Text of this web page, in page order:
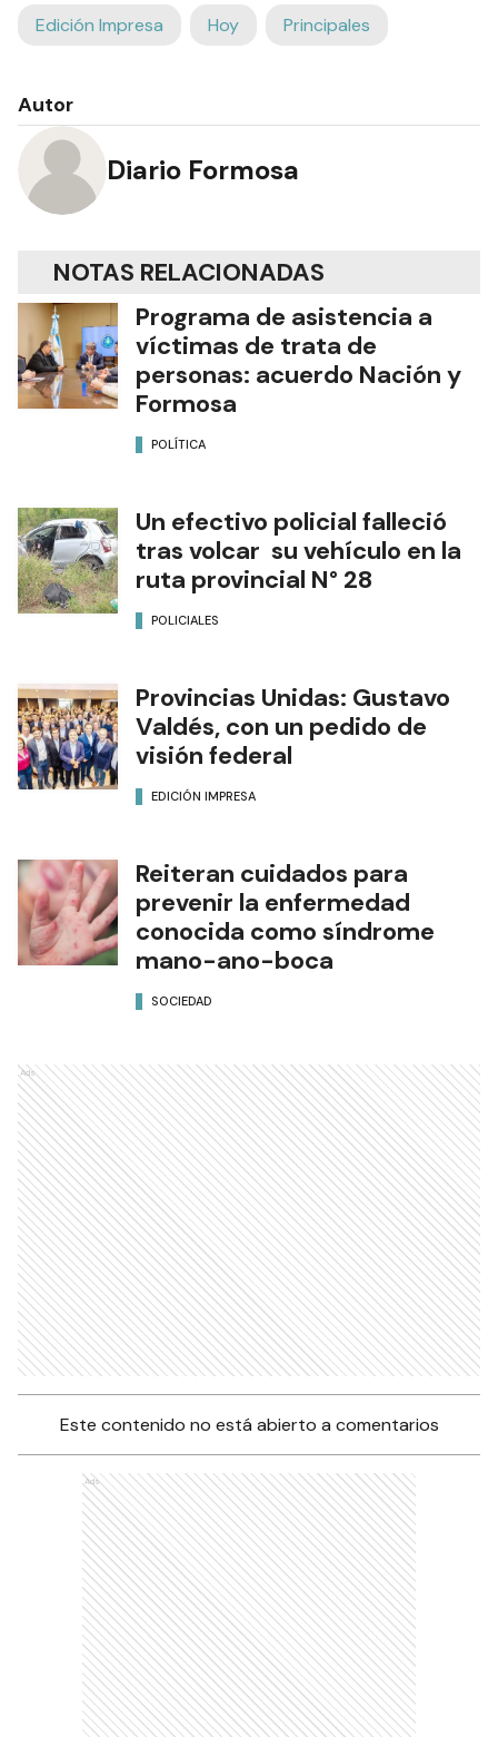
Edición Impresa Hoy Principales
Autor
Diario Formosa
NOTAS RELACIONADAS
Programa de asistencia a
víctimas de trata de
personas: acuerdo Nación y
Formosa
POLÍTICA
Un efectivo policial falleció
tras volcar su vehículo en la
ruta provincial N° 28
POLICIALES
Provincias Unidas: Gustavo
Valdés, con un pedido de
visión federal
EDICIÓN IMPRESA
Reiteran cuidados para
prevenir la enfermedad
conocida como síndrome
mano-ano-boca
SOCIEDAD
Ads
Este contenido no está abierto a comentarios
Ads